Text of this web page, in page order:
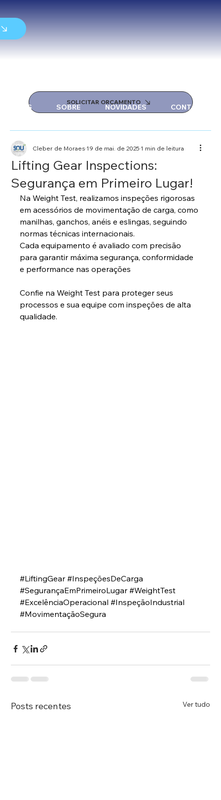
SOLICITAR ORÇAMENTO
SOBRE NOVIDADES CONTATO
Lifting Gear Inspections:
Segurança em Primeiro Lugar!
Cleber de Moraes19 de mai. de 20251 min de leitura
Na Weight Test, realizamos inspeções rigorosas
em acessórios de movimentação de carga, como
manilhas, ganchos, anéis e eslingas, seguindo
normas técnicas internacionais.
Cada equipamento é avaliado com precisão
para garantir máxima segurança, conformidade
e performance nas operações
Confie na Weight Test para proteger seus
processos e sua equipe com inspeções de alta
qualidade.
#LiftingGear #InspeçõesDeCarga
#SegurançaEmPrimeiroLugar #WeightTest
#ExcelênciaOperacional #InspeçãoIndustrial
#MovimentaçãoSegura
Posts recentes Ver tudo